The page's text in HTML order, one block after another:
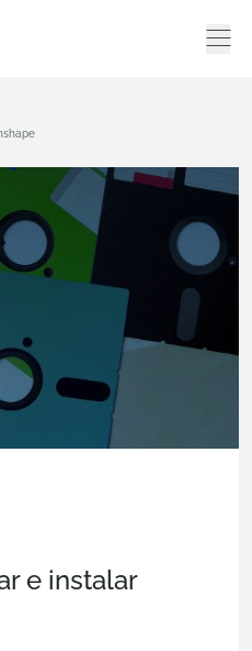
e instalar